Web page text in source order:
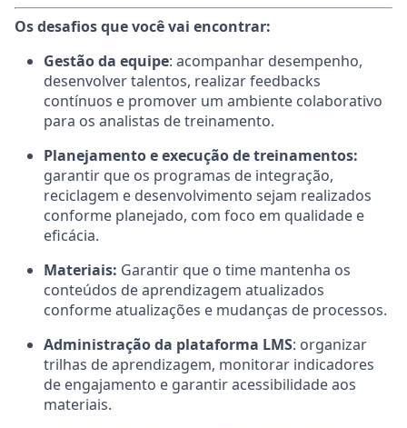
Os desafios que você vai encontrar:
Gestão da equipe: acompanhar desempenho,
desenvolver talentos, realizar feedbacks
contínuos e promover um ambiente colaborativo
para os analistas de treinamento.
Planejamento e execução de treinamentos:
garantir que os programas de integração,
reciclagem e desenvolvimento sejam realizados
conforme planejado, com foco em qualidade e
eficácia.
Materiais: Garantir que o time mantenha os
conteúdos de aprendizagem atualizados
conforme atualizações e mudanças de processos.
Administração da plataforma LMS: organizar
trilhas de aprendizagem, monitorar indicadores
de engajamento e garantir acessibilidade aos
materiais.